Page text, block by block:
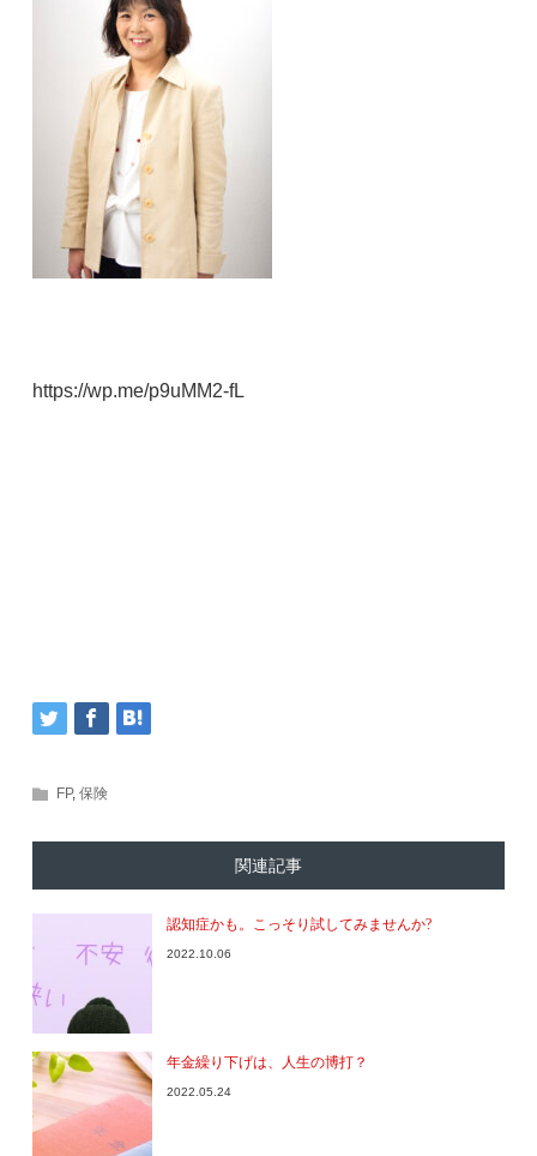
https://wp.me/p9uMM2-fL
FP,保険
関連記事
認知症かも。こっそり試してみませんか?
2022.10.06
年金繰り下げは、人生の博打？
2022.05.24